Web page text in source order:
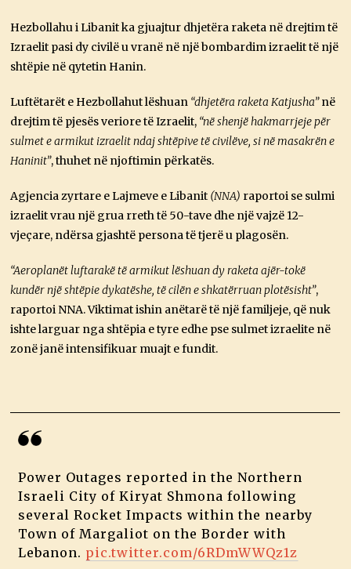
Hezbollahu i Libanit ka gjuajtur dhjetëra raketa në drejtim të
Izraelit pasi dy civilë u vranë në një bombardim izraelit të një
shtëpie në qytetin Hanin.
Luftëtarët e Hezbollahut lëshuan “dhjetëra raketa Katjusha”në
drejtim të pjesës veriore të Izraelit, “në shenjë hakmarrjeje për
sulmet e armikut izraelit ndaj shtëpive të civilëve, si në masakrën e
Haninit”, thuhet në njoftimin përkatës.
Agjencia zyrtare e Lajmeve e Libanit (NNA) raportoi se sulmi
izraelit vrau një grua rreth të 50-tave dhe një vajzë 12-
vjeçare, ndërsa gjashtë persona të tjerë u plagosën.
“Aeroplanët luftarakë të armikut lëshuan dy raketa ajër-tokë
kundër një shtëpie dykatëshe, të cilën e shkatërruan plotësisht”,
raportoi NNA. Viktimat ishin anëtarë të një familjeje, që nuk
ishte larguar nga shtëpia e tyre edhe pse sulmet izraelite në
zonë janë intensifikuar muajt e fundit.
Power Outages reported in the Northern
Israeli City of Kiryat Shmona following
several Rocket Impacts within the nearby
Town of Margaliot on the Border with
Lebanon. pic.twitter.com/6RDmWWQz1z